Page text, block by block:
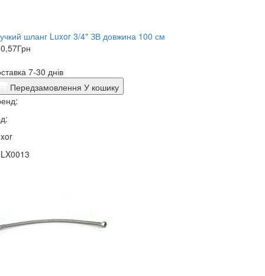
шланг Luxor 3/4" ЗВ довжина 100 см
Грн
7-30 днів
Передзамовлення У кошику